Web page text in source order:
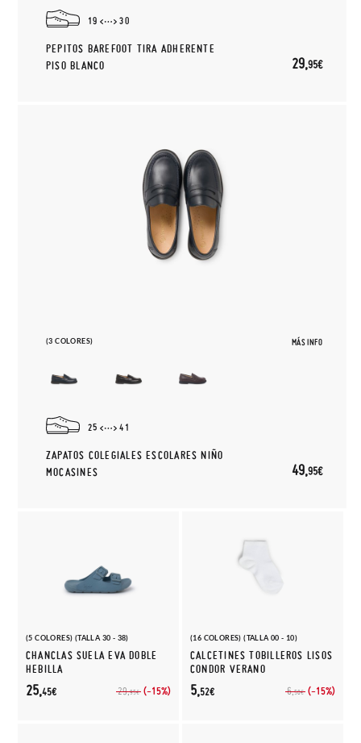
19 30
PEPITOS BAREFOOT TIRA ADHERENTE
PISO BLANCO
29,95€
(3 COLORES) MÁS INFO
25 41
ZAPATOS COLEGIALES ESCOLARES NIÑO
MOCASINES
49,95€
(5 COLORES) (TALLA 30 - 38)
CHANCLAS SUELA EVA DOBLE
HEBILLA
29,95€ (-15%)
25,45€
(16 COLORES) (TALLA 00 - 10)
CALCETINES TOBILLEROS LISOS
CONDOR VERANO
6,50€ (-15%)
5,52€